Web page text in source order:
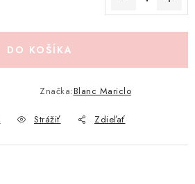
DO KOŠÍKA
Značka:Blanc Mariclo
Strážiť Zdieľať